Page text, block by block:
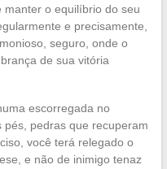
o equilíbrio do seu
e precisamente,
seguro, onde o
de sua vitória
escorregada no
pedras que recuperam
você terá relegado o
e não de inimigo tenaz